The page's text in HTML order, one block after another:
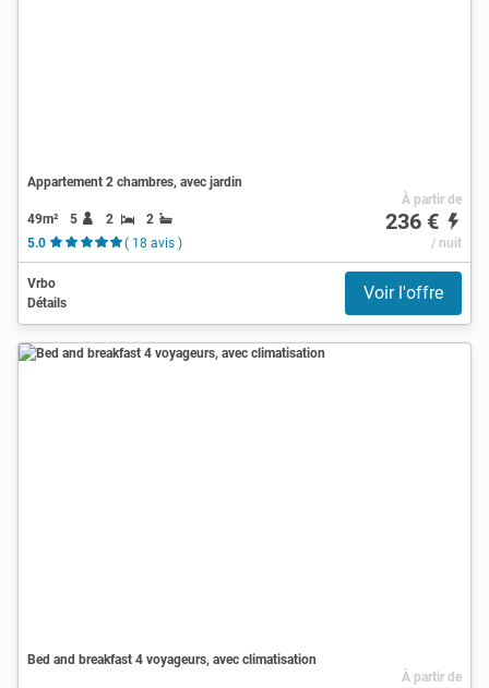
Appartement 2 chambres, avec jardin
49m² 5 2
2
5.0
( 18 avis )
À partir de
236 €
/ nuit
Vrbo
Détails
Voir l'offre
Bed and breakfast 4 voyageurs, avec climatisation
À partir de